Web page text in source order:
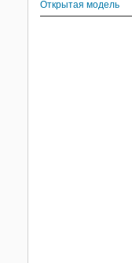
Открытая модель